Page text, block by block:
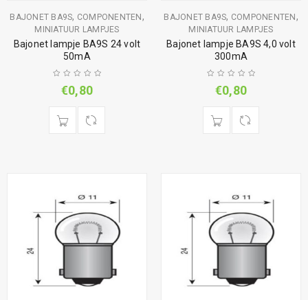
BAJONET BA9S, COMPONENTEN ,
MINIATUUR LAMPJES
Bajonet lampje BA9S 24 volt
50mA
€0,80
BAJONET BA9S, COMPONENTEN ,
MINIATUUR LAMPJES
Bajonet lampje BA9S 4,0 volt
300mA
€0,80